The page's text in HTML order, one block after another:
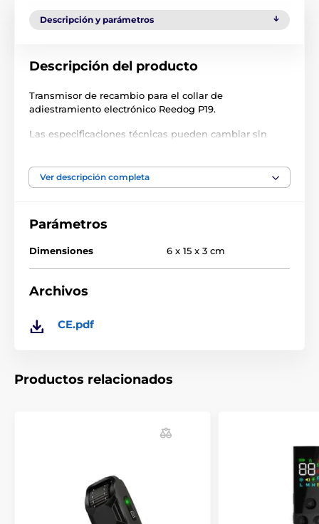
Descripción y parámetros
Descripción del producto
Transmisor de recambio para el collar de
adiestramiento electrónico Reedog P19.
Las especificaciones técnicas pueden cambiar sin
Transmisores para collares de adiestramiento
Reedog
Ver descripción completa
Parámetros
Dimensiones 6 x 15 x 3 cm
Archivos
CE.pdf
Productos relacionados